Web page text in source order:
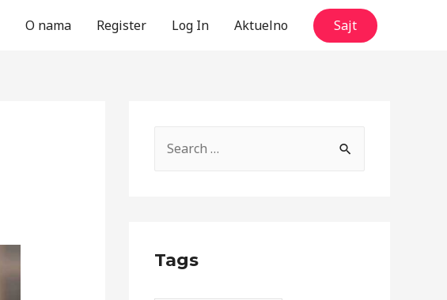
O nama Register Log In Aktuelno Sajt
h
Tags